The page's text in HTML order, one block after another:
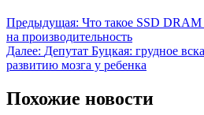
Предыдущая: Что такое SSD DRAM
на производительность
Далее: Депутат Буцкая: грудное
развитию мозга у ребенка
Похожие новости